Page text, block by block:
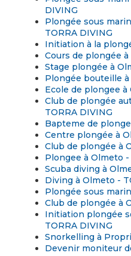
DIVING
Plongée sous
TORRA DIVING
Initiation à la
Cours de plongée
Stage plongée à
Plongée bouteille à
Ecole de plongee à
Club de plongée
TORRA DIVING
Bapteme de
Centre plongée à
Club de plongée à
Plongee à Olmeto -
Scuba diving à
Diving à Olmeto -
Plongée sous
Club de plongée à
Initiation plongée
TORRA DIVING
Snorkelling à
Devenir moniteur